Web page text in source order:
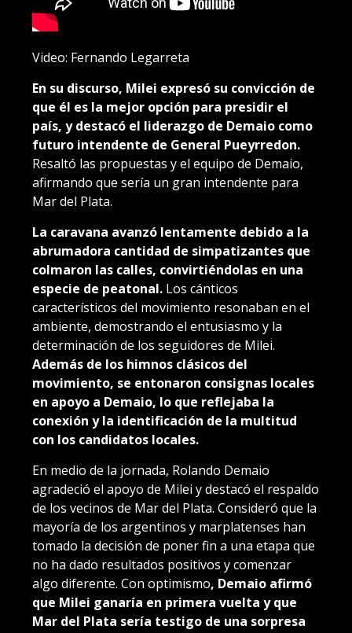
Video: Fernando Legarreta
En su discurso, Milei expresó su convicción de
que él es la mejor opción para presidir el
país, y destacó el liderazgo de Demaio como
futuro intendente de General Pueyrredon.
Resaltó las propuestas y el equipo de Demaio,
afirmando que sería un gran intendente para
Mar del Plata.
La caravana avanzó lentamente debido a la
abrumadora cantidad de simpatizantes que
colmaron las calles, convirtiéndolas en una
especie de peatonal. Los cánticos
característicos del movimiento resonaban en el
ambiente, demostrando el entusiasmo y la
determinación de los seguidores de Milei.
Además de los himnos clásicos del
movimiento, se entonaron consignas locales
en apoyo a Demaio, lo que reflejaba la
conexión y la identificación de la multitud
con los candidatos locales.
En medio de la jornada, Rolando Demaio
agradeció el apoyo de Milei y destacó el respaldo
de los vecinos de Mar del Plata. Consideró que la
mayoría de los argentinos y marplatenses han
tomado la decisión de poner fin a una etapa que
no ha dado resultados positivos y comenzar
algo diferente. Con optimismo, Demaio afirmó
que Milei ganaría en primera vuelta y que
Mar del Plata sería testigo de una sorpresa